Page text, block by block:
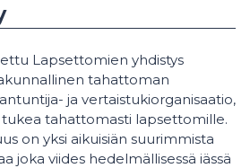
Lapsettomien yhdistys
tahattoman
ja vertaistukiorganisaatio,
tahattomasti lapsettomille.
on yksi aikuisiän suurimmista
joka viides hedelmällisessä iässä